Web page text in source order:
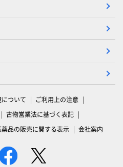
ついて
ご利用上の注意
古物営業法に基づく表記
薬品の販売に関する表示 会社案内